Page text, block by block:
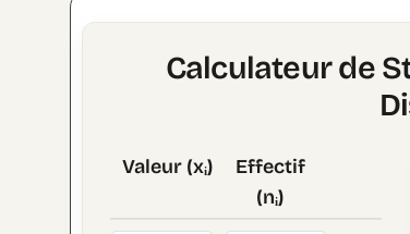
Calculateur de
Valeur (xᵢ)
Effectif
(nᵢ)